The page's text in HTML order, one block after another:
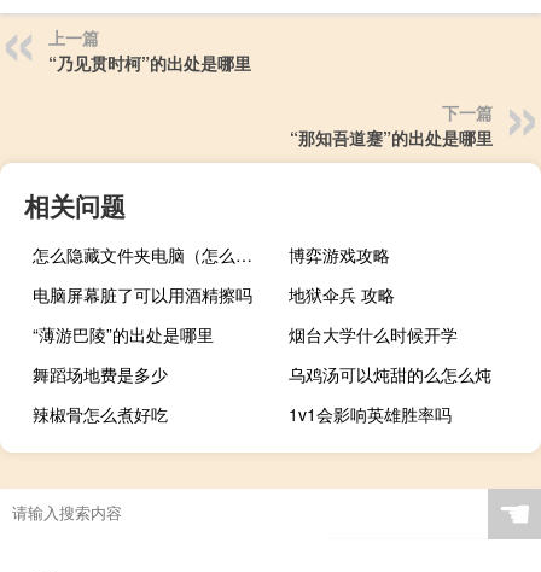
上一篇
“乃见贯时柯”的出处是哪里
下一篇
“那知吾道蹇”的出处是哪里
相关问题
怎么隐藏文件夹电脑（怎么隐藏文件）
博弈游戏攻略
电脑屏幕脏了可以用酒精擦吗
地狱伞兵 攻略
“薄游巴陵”的出处是哪里
烟台大学什么时候开学
舞蹈场地费是多少
乌鸡汤可以炖甜的么怎么炖
辣椒骨怎么煮好吃
1v1会影响英雄胜率吗
☚